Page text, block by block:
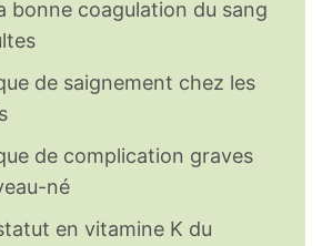
bonne coagulation du sang
de saignement chez les
de complication graves
né
en vitamine K du